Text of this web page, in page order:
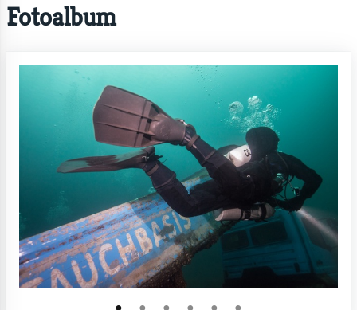
Fotoalbum
● ● ● ● ● ●